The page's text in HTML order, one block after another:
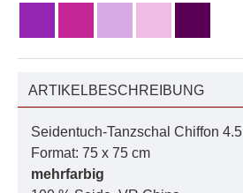
ARTIKELBESCHREIBUNG
Seidentuch-Tanzschal Chiffon 4.5
Format: 75 x 75 cm
mehrfarbig